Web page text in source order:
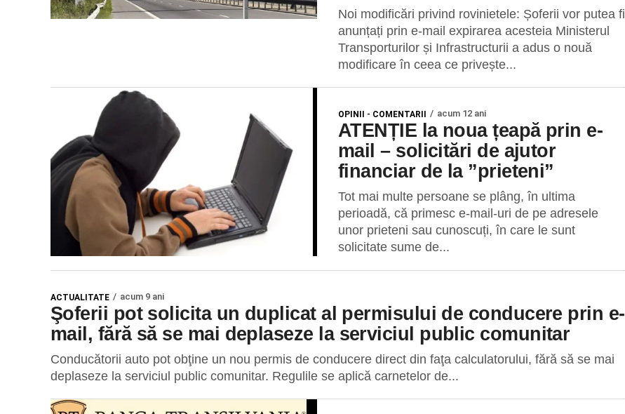
Noi modificări privind rovinietele: Șoferii vor putea fi
anunțați prin e-mail expirarea acesteia Ministerul
Transporturilor și Infrastructurii a adus o nouă
modificare în ceea ce privește...
OPINII - COMENTARII acum 12 ani
ATENȚIE la noua țeapă prin e-
mail – solicitări de ajutor
financiar de la ”prieteni”
Tot mai multe persoane se plâng, în ultima
perioadă, că primesc e-mail-uri de pe adresele
unor prieteni sau cunoscuți, în care le sunt
solicitate sume de...
ACTUALITATE acum 9 ani
Şoferii pot solicita un duplicat al permisului de conducere prin e-
mail, fără să se mai deplaseze la serviciul public comunitar
Conducătorii auto pot obţine un nou permis de conducere direct din faţa calculatorului, fără să se mai
deplaseze la serviciul public comunitar. Regulile se aplică carnetelor de...